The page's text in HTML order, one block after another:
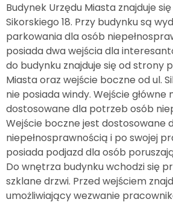
Budynek Urzędu Miasta znajduje
Sikorskiego 18. Przy budynku są
parkowania dla osób
posiada dwa wejścia dla
do budynku znajduje się od strony
Miasta oraz wejście boczne od ul.
nie posiada windy. Wejście główne
dostosowane dla potrzeb osób
Wejście boczne jest dostosowane
niepełnosprawnością i po swojej
posiada podjazd dla osób
Do wnętrza budynku wchodzi się
szklane drzwi. Przed wejściem
umożliwiający wezwanie